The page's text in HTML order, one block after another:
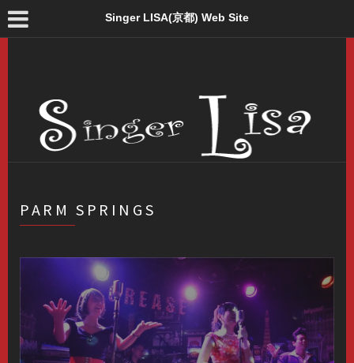
Singer LISA(京都) Web Site
PARM SPRINGS